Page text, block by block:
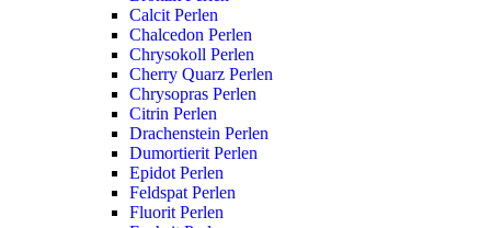
Calcit Perlen
Chalcedon Perlen
Chrysokoll Perlen
Cherry Quarz Perlen
Chrysopras Perlen
Citrin Perlen
Drachenstein Perlen
Dumortierit Perlen
Epidot Perlen
Feldspat Perlen
Fluorit Perlen